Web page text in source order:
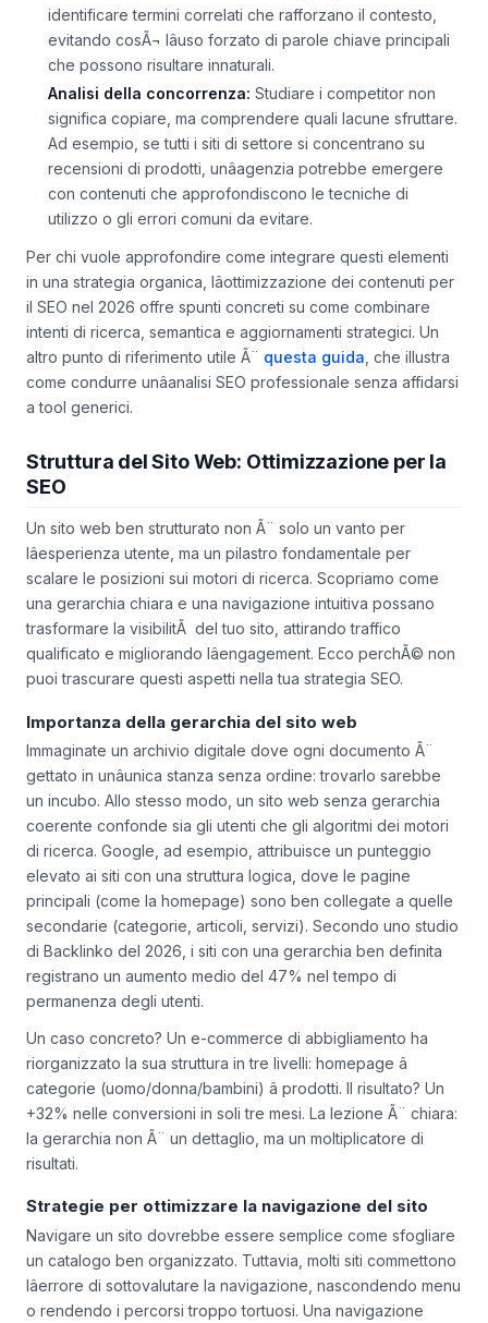
identificare termini correlati che rafforzano il contesto,
evitando cosÃ¬ lâuso forzato di parole chiave principali
che possono risultare innaturali.
Analisi della concorrenza: Studiare i competitor non
significa copiare, ma comprendere quali lacune sfruttare.
Ad esempio, se tutti i siti di settore si concentrano su
recensioni di prodotti, unâagenzia potrebbe emergere
con contenuti che approfondiscono le tecniche di
utilizzo o gli errori comuni da evitare.
Per chi vuole approfondire come integrare questi elementi
in una strategia organica, lâottimizzazione dei contenuti per
il SEO nel 2026 offre spunti concreti su come combinare
intenti di ricerca, semantica e aggiornamenti strategici. Un
altro punto di riferimento utile Ã¨ questa guida , che illustra
come condurre unâanalisi SEO professionale senza affidarsi
a tool generici.
Struttura del Sito Web: Ottimizzazione per la
SEO
Un sito web ben strutturato non Ã¨ solo un vanto per
lâesperienza utente, ma un pilastro fondamentale per
scalare le posizioni sui motori di ricerca. Scopriamo come
una gerarchia chiara e una navigazione intuitiva possano
trasformare la visibilitÃ del tuo sito, attirando traffico
qualificato e migliorando lâengagement. Ecco perchÃ© non
puoi trascurare questi aspetti nella tua strategia SEO.
Importanza della gerarchia del sito web
Immaginate un archivio digitale dove ogni documento Ã¨
gettato in unâunica stanza senza ordine: trovarlo sarebbe
un incubo. Allo stesso modo, un sito web senza gerarchia
coerente confonde sia gli utenti che gli algoritmi dei motori
di ricerca. Google, ad esempio, attribuisce un punteggio
elevato ai siti con una struttura logica, dove le pagine
principali (come la homepage) sono ben collegate a quelle
secondarie (categorie, articoli, servizi). Secondo uno studio
di Backlinko del 2026, i siti con una gerarchia ben definita
registrano un aumento medio del 47% nel tempo di
permanenza degli utenti.
Un caso concreto? Un e-commerce di abbigliamento ha
riorganizzato la sua struttura in tre livelli: homepage â
categorie (uomo/donna/bambini) â prodotti. Il risultato? Un
+32% nelle conversioni in soli tre mesi. La lezione Ã¨ chiara:
la gerarchia non Ã¨ un dettaglio, ma un moltiplicatore di
risultati.
Strategie per ottimizzare la navigazione del sito
Navigare un sito dovrebbe essere semplice come sfogliare
un catalogo ben organizzato. Tuttavia, molti siti commettono
lâerrore di sottovalutare la navigazione, nascondendo menu
o rendendo i percorsi troppo tortuosi. Una navigazione